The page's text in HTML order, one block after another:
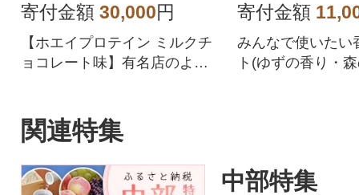
寄付金額 30,000円
【ホエイプロテイン ミルクチ
ョコレート味】有名店のよう
寄付金額
みんなで使いたい
ト(ゆずの香り・
関連特集
中部特集